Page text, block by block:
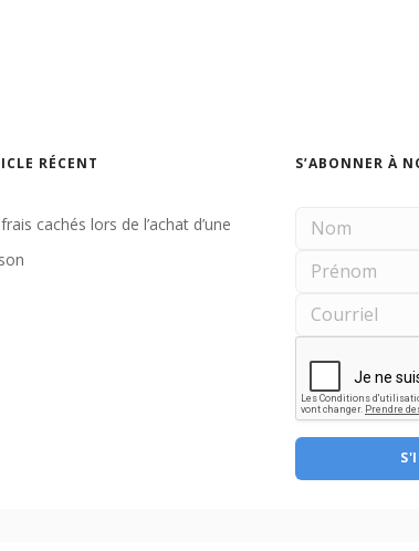
RÉCENT
cachés lors de l’achat d’une
S’ABONNER À